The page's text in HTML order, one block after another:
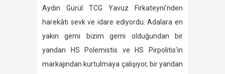
Aydın Gürül TCG Yavuz Firkateyni’nden
harekâtı sevk ve idare ediyordu. Adalara en
yakın gemi bizim gemi olduğundan bir
yandan HS Polemistis ve HS Pirpolitis’in
markajından kurtulmaya çalışıyor, bir yandan